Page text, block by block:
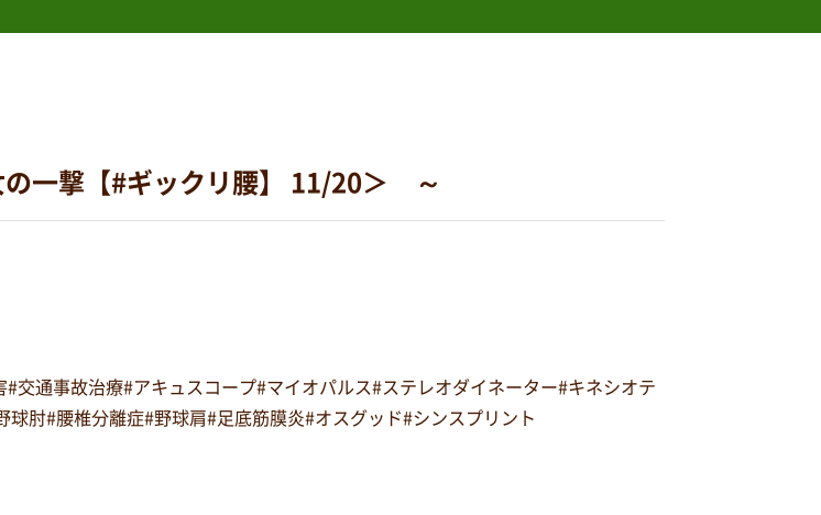
撃【#ギックリ腰】 11/20＞ ～
交通事故治療#アキュスコープ#マイオパルス#ステレオダイネーター#キネシオテ
肘#腰椎分離症#野球肩#足底筋膜炎#オスグッド#シンスプリント